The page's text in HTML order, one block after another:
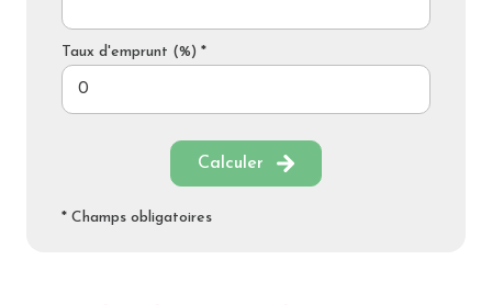
Taux d'emprunt (%) *
Calculer
* Champs obligatoires